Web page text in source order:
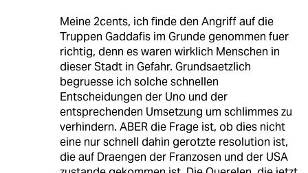
Meine 2cents, ich finde den Angriff auf die
Truppen Gaddafis im Grunde genommen fuer
richtig, denn es waren wirklich Menschen in
dieser Stadt in Gefahr. Grundsaetzlich
begruesse ich solche schnellen
Entscheidungen der Uno und der
entsprechenden Umsetzung um schlimmes zu
verhindern. ABER die Frage ist, ob dies nicht
eine nur schnell dahin gerotzte resolution ist,
die auf Draengen der Franzosen und der USA